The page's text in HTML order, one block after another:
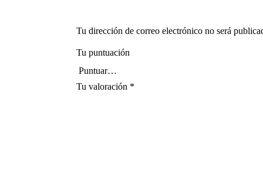
Tu dirección de correo electrónico no será
Tu puntuación
Tu valoración *